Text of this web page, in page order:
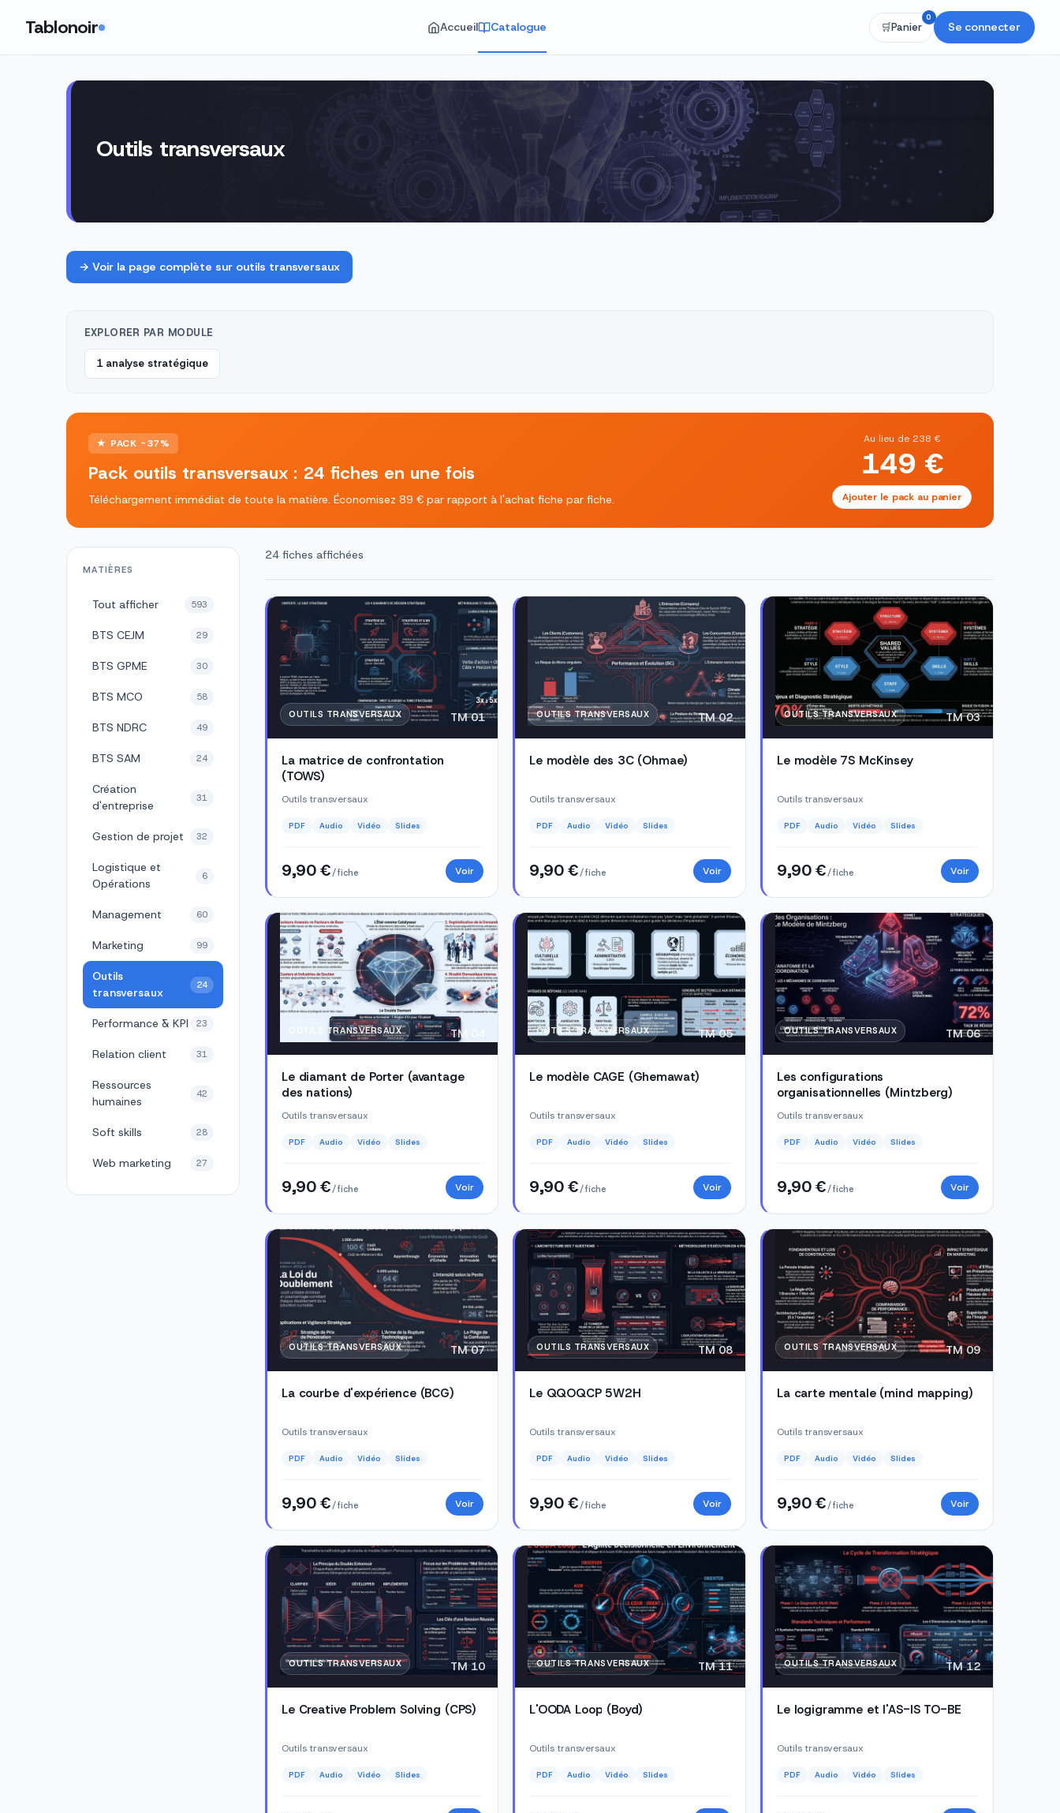
Tablonoir Accueil Catalogue 🛒Panier
0
Se connecter
Outils transversaux · 24 fiches pédagogiques · Tablonoir
Outils transversaux
→ Voir la page complète sur outils transversaux
EXPLORER PAR MODULE
1 analyse stratégique
★ PACK -37%
Pack outils transversaux : 24 fiches en une fois
Téléchargement immédiat de toute la matière. Économisez 89 € par rapport à l'achat fiche par fiche.
Au lieu de 238 €
149 €
Ajouter le pack au panier
MATIÈRES
Tout afficher 593
BTS CEJM 29
BTS GPME 30
BTS MCO 58
BTS NDRC 49
BTS SAM 24
Création
d'entreprise
31
Gestion de projet 32
Logistique et
Opérations
6
Management 60
Marketing 99
Outils
transversaux
24
Performance & KPI 23
Relation client 31
Ressources
humaines
42
Soft skills 28
Web marketing 27
24 fiches affichées
OUTILS TRANSVERSAUX TM 01
La matrice de confrontation
(TOWS)
Outils transversaux
PDF Audio Vidéo Slides
9,90 €/ fiche Voir
OUTILS TRANSVERSAUX TM 02
Le modèle des 3C (Ohmae)
Outils transversaux
PDF Audio Vidéo Slides
9,90 €/ fiche Voir
OUTILS TRANSVERSAUX TM 03
Le modèle 7S McKinsey
Outils transversaux
PDF Audio Vidéo Slides
9,90 €/ fiche Voir
OUTILS TRANSVERSAUX TM 04
Le diamant de Porter (avantage
des nations)
Outils transversaux
PDF Audio Vidéo Slides
9,90 €/ fiche Voir
OUTILS TRANSVERSAUX TM 05
Le modèle CAGE (Ghemawat)
Outils transversaux
PDF Audio Vidéo Slides
9,90 €/ fiche Voir
OUTILS TRANSVERSAUX TM 06
Les configurations
organisationnelles (Mintzberg)
Outils transversaux
PDF Audio Vidéo Slides
9,90 €/ fiche Voir
OUTILS TRANSVERSAUX TM 07
La courbe d'expérience (BCG)
Outils transversaux
PDF Audio Vidéo Slides
9,90 €/ fiche Voir
OUTILS TRANSVERSAUX TM 08
Le QQOQCP 5W2H
Outils transversaux
PDF Audio Vidéo Slides
9,90 €/ fiche Voir
OUTILS TRANSVERSAUX TM 09
La carte mentale (mind mapping)
Outils transversaux
PDF Audio Vidéo Slides
9,90 €/ fiche Voir
OUTILS TRANSVERSAUX TM 10
Le Creative Problem Solving (CPS)
Outils transversaux
PDF Audio Vidéo Slides
OUTILS TRANSVERSAUX TM 11
L'OODA Loop (Boyd)
Outils transversaux
PDF Audio Vidéo Slides
OUTILS TRANSVERSAUX TM 12
Le logigramme et l'AS-IS TO-BE
Outils transversaux
PDF Audio Vidéo Slides